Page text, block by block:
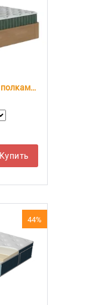
Парящая кровать FlyWood с полками (сосна)
Купить
44%